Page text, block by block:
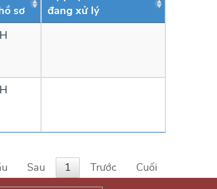
sơ
đang xử lý
Sau 1 Trước Cuối